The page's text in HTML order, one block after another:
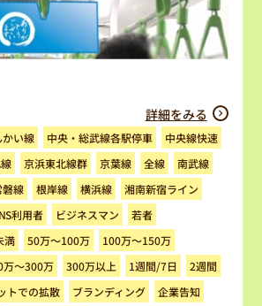
詳細をみる
かい線 中央・総武線各駅停車 中央線快速
京浜東北線群 京葉線 全線
南武線
磐線 根岸線 横浜線 湘南新宿ライン
利用者 ビジネスマン 若者
満 50万～100万
100万～150万
万～300万 300万以上 1週間/7日 2週間
トでの拡散 ブランディング 企業告知